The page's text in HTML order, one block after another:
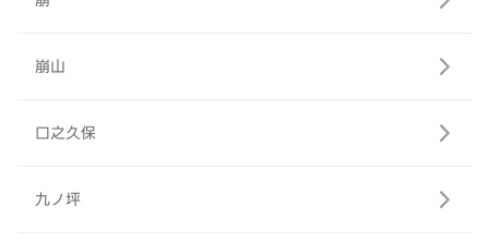
崩山
口之久保
九ノ坪